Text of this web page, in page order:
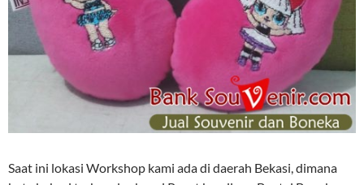
Saat ini lokasi Workshop kami ada di daerah Bekasi, dimana